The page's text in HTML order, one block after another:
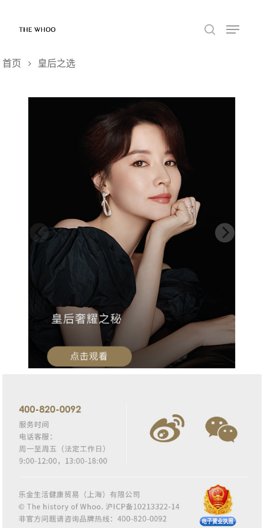
首页 皇后之选